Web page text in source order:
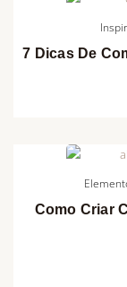
7 Dicas De
Como Criar